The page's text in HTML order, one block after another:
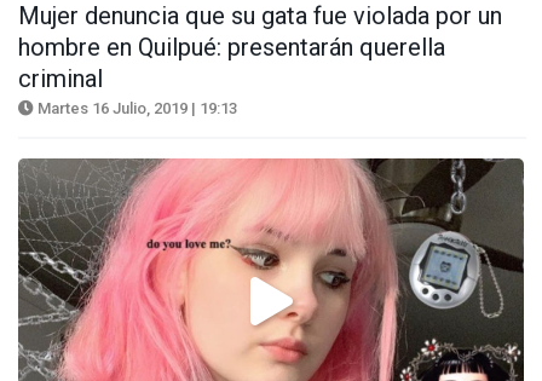
Mujer denuncia que su gata fue violada por un
hombre en Quilpué: presentarán querella
criminal
Martes 16 Julio, 2019 | 19:13